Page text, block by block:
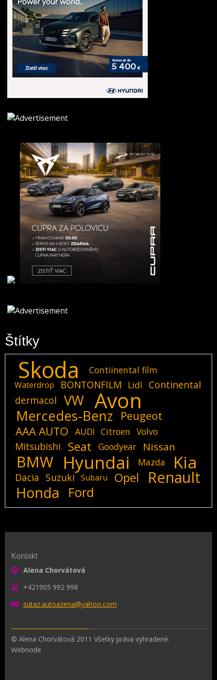
Štítky
Skoda Contiinental film
Waterdrop BONTONFILM Lidl
Continental
dermacol
VW Avon
Mercedes-Benz
Peugeot
AAA AUTO
AUDI Citroen Volvo
Mitsubishi Seat Goodyear Nissan
BMW Hyundai Mazda Kia
Dacia Suzuki Subaru Opel Renault
Honda Ford
Kontakt
Alena Chorvátová
+421905 992 998
sutaz.autoazena@yahoo.com
© Alena Chorvátová 2011 Všetky práva vyhradené.
Webnode